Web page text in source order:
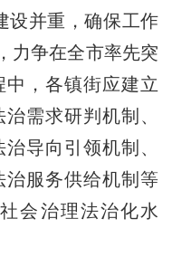
设并重，确保工作
力争在全市率先突
，各镇街应建立
需求研判机制、
导向引领机制、
治服务供给机制等
会治理法治化水